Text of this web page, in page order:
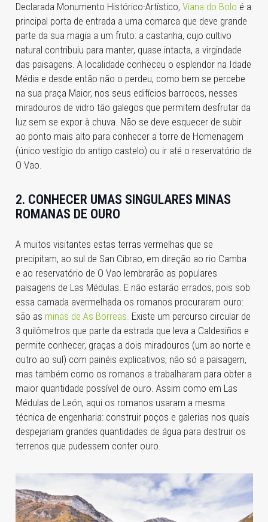
Declarada Monumento Histórico-Artístico, Viana do Bolo é a
principal porta de entrada a uma comarca que deve grande
parte da sua magia a um fruto: a castanha, cujo cultivo
natural contribuiu para manter, quase intacta, a virgindade
das paisagens. A localidade conheceu o esplendor na Idade
Média e desde então não o perdeu, como bem se percebe
na sua praça Maior, nos seus edifícios barrocos, nesses
miradouros de vidro tão galegos que permitem desfrutar da
luz sem se expor à chuva. Não se deve esquecer de subir
ao ponto mais alto para conhecer a torre de Homenagem
(único vestígio do antigo castelo) ou ir até o reservatório de
O Vao.
2. CONHECER UMAS SINGULARES MINAS
ROMANAS DE OURO
A muitos visitantes estas terras vermelhas que se
precipitam, ao sul de San Cibrao, em direção ao rio Camba
e ao reservatório de O Vao lembrarão as populares
paisagens de Las Médulas. E não estarão errados, pois sob
essa camada avermelhada os romanos procuraram ouro:
são as minas de As Borreas. Existe um percurso circular de
3 quilômetros que parte da estrada que leva a Caldesiños e
permite conhecer, graças a dois miradouros (um ao norte e
outro ao sul) com painéis explicativos, não só a paisagem,
mas também como os romanos a trabalharam para obter a
maior quantidade possível de ouro. Assim como em Las
Médulas de León, aqui os romanos usaram a mesma
técnica de engenharia: construir poços e galerias nos quais
despejariam grandes quantidades de água para destruir os
terrenos que pudessem conter ouro.